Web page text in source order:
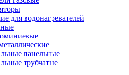
для водонагревателей
панельные
трубчатые